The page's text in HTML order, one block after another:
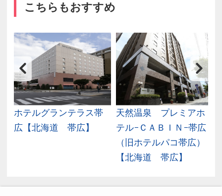
こちらもおすすめ
ホテルグランテラス帯
広【北海道 帯広】
天然温泉 プレミアホ
テル−ＣＡＢＩＮ−帯広
（旧ホテルパコ帯広）
【北海道 帯広】